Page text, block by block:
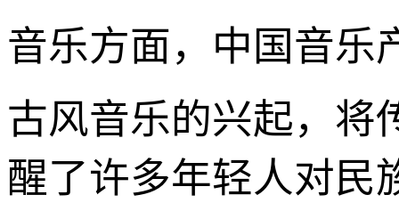
音乐方面，中国音乐
古风音乐的兴起，将
醒了许多年轻人对民